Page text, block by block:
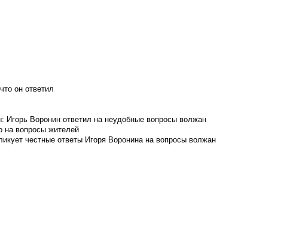
он ответил
Воронин ответил на неудобные вопросы волжан
на вопросы жителей
честные ответы Игоря Воронина на вопросы волжан